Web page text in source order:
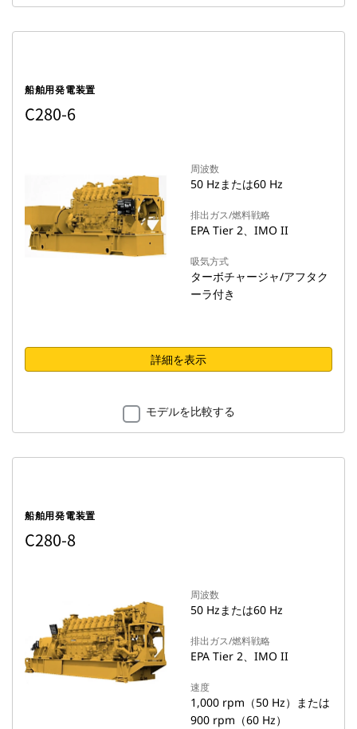
船舶用発電装置
C280-6
周波数
50 Hzまたは60 Hz
排出ガス/燃料戦略
EPA Tier 2、IMO II
吸気方式
ターボチャージャ/アフタク
ーラ付き
詳細を表示
モデルを比較する
船舶用発電装置
C280-8
周波数
50 Hzまたは60 Hz
排出ガス/燃料戦略
EPA Tier 2、IMO II
速度
1,000 rpm（50 Hz）または
900 rpm（60 Hz）